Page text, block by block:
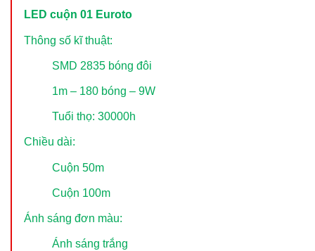
LED cuộn 01 Euroto
Thông số kĩ thuật:
SMD 2835 bóng đôi
1m – 180 bóng – 9W
Tuổi thọ: 30000h
Chiều dài:
Cuộn 50m
Cuộn 100m
Ánh sáng đơn màu:
Ánh sáng trắng